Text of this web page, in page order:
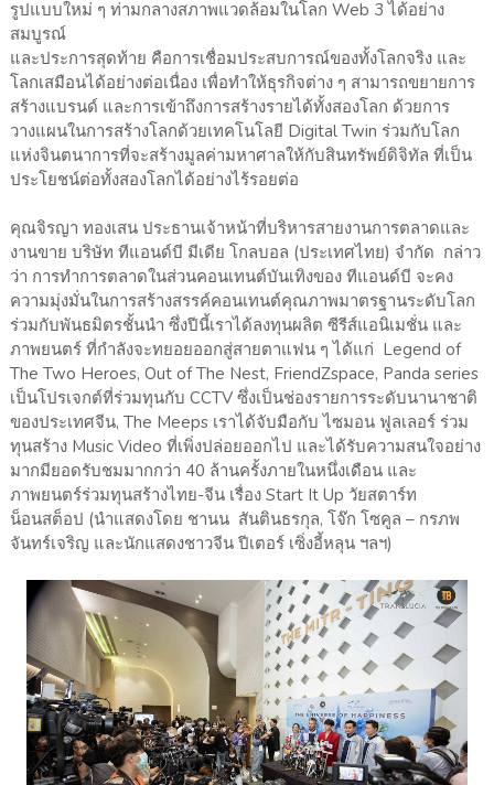
รูปแบบใหม่ ๆ ท่ามกลางสภาพแวดล้อมในโลก Web 3 ได้อย่าง
สมบูรณ์
และประการสุดท้าย คือการเชื่อมประสบการณ์ของทั้งโลกจริง และ
โลกเสมือนได้อย่างต่อเนื่อง เพื่อทำให้ธุรกิจต่าง ๆ สามารถขยายการ
สร้างแบรนด์ และการเข้าถึงการสร้างรายได้ทั้งสองโลก ด้วยการ
วางแผนในการสร้างโลกด้วยเทคโนโลยี Digital Twin ร่วมกับโลก
แห่งจินตนาการที่จะสร้างมูลค่ามหาศาลให้กับสินทรัพย์ดิจิทัล ที่เป็น
ประโยชน์ต่อทั้งสองโลกได้อย่างไร้รอยต่อ
คุณจิรญา ทองเสน ประธานเจ้าหน้าที่บริหารสายงานการตลาดและ
งานขาย บริษัท ทีแอนด์บี มีเดีย โกลบอล (ประเทศไทย) จำกัด กล่าว
ว่า การทำการตลาดในส่วนคอนเทนต์บันเทิงของ ทีแอนด์บี จะคง
ความมุ่งมั่นในการสร้างสรรค์คอนเทนต์คุณภาพมาตรฐานระดับโลก
ร่วมกับพันธมิตรชั้นนำ ซึ่งปีนี้เราได้ลงทุนผลิต ซีรีส์แอนิเมชั่น และ
ภาพยนตร์ ที่กำลังจะทยอยออกสู่สายตาแฟน ๆ ได้แก่ Legend of
The Two Heroes, Out of The Nest, FriendZspace, Panda series
เป็นโปรเจกต์ที่ร่วมทุนกับ CCTV ซึ่งเป็นช่องรายการระดับนานาชาติ
ของประเทศจีน, The Meeps เราได้จับมือกับ ไซมอน ฟูลเลอร์ ร่วม
ทุนสร้าง Music Video ที่เพิ่งปล่อยออกไป และได้รับความสนใจอย่าง
มากมียอดรับชมมากกว่า 40 ล้านครั้งภายในหนึ่งเดือน และ
ภาพยนตร์ร่วมทุนสร้างไทย-จีน เรื่อง Start It Up วัยสตาร์ท
น็อนสต็อป (นำแสดงโดย ชานน สันตินธรกุล, โจ๊ก โซคูล – กรภพ
จันทร์เจริญ และนักแสดงชาวจีน ปีเตอร์ เซิ่งอี้หลุน ฯลฯ)